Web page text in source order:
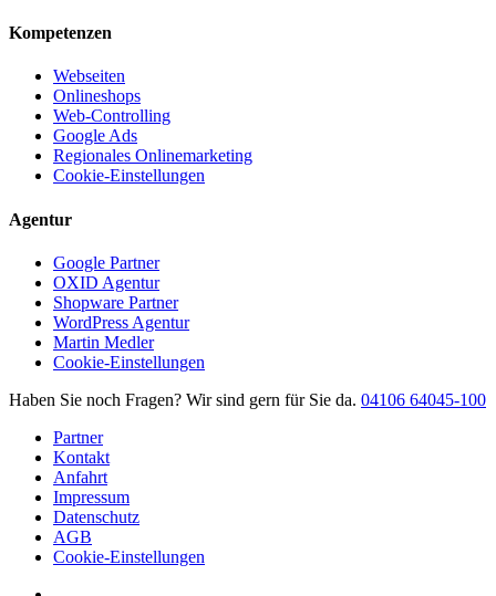
Kompetenzen
Webseiten
Onlineshops
Web-Controlling
Google Ads
Regionales Onlinemarketing
Cookie-Einstellungen
Agentur
Google Partner
OXID Agentur
Shopware Partner
WordPress Agentur
Martin Medler
Cookie-Einstellungen
Haben Sie noch Fragen? Wir sind gern für Sie da. 04106 64045-100
Partner
Kontakt
Anfahrt
Impressum
Datenschutz
AGB
Cookie-Einstellungen